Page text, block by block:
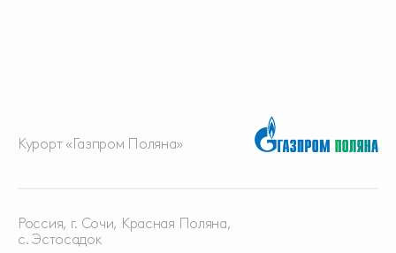
Курорт «Газпром Поляна»
Россия, г. Сочи, Красная Поляна,
с. Эстосадок